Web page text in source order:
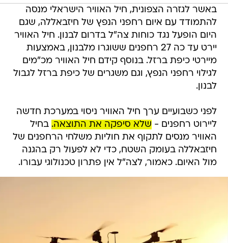
באשר לגזרה הצפונית, חיל האוויר הישראלי מנסה
להתמודד עם איום רחפני הנפץ של חיזבאללה, שגם
היום הופעל נגד כוחות צה"ל בדרום לבנון. חיל האוויר
יירט עד כה 27 רחפנים ששוגרו מלבנון, באמצעות
מיירטי כיפת ברזל. בנוסף קידם חיל האוויר מכ"מים
לגילוי רחפני הנפץ, וגם משגרים של כיפת ברזל לגבול
לבנון.
לפני כשבועיים ערך חיל האוויר ניסוי במערכת חדשה
ליירוט רחפנים - שלא סיפקה את התוצאה. בחיל
האוויר מנסים לתקוף את חוליות משלחי הרחפנים של
חיזבאללה בעומק השטח, כדי לא לפעול רק בהגנה
מול האיום. כאמור, לצה"ל אין פתרון טכנולוגי עבורו.